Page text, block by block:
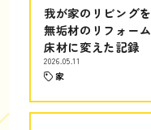
我が家のリビングを
無垢材のリフォーム
床材に変えた記録
2026.05.11
家